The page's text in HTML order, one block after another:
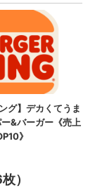
）